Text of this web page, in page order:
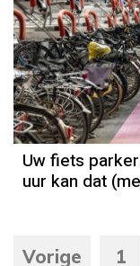
Uw fiets
uur kan dat
Vorige 1